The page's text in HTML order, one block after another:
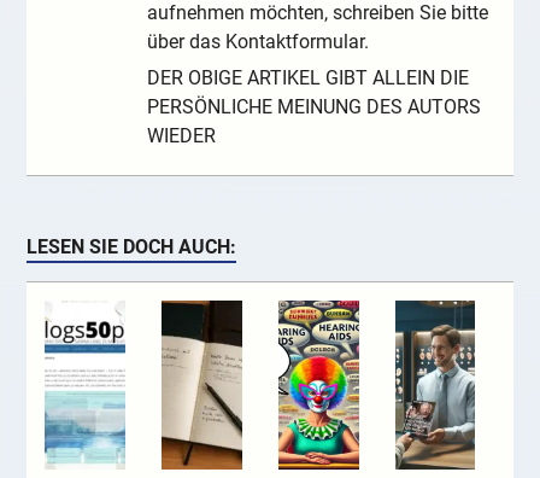
aufnehmen möchten, schreiben Sie bitte
über das Kontaktformular.
DER OBIGE ARTIKEL GIBT ALLEIN DIE
PERSÖNLICHE MEINUNG DES AUTORS
WIEDER
LESEN SIE DOCH AUCH: